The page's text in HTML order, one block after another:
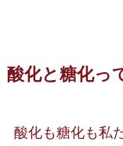
酸化と糖化っ
酸化も糖化も私